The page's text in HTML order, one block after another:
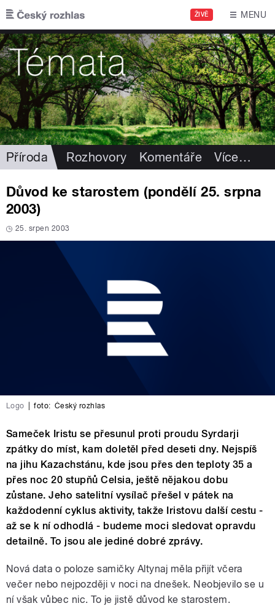
Přejít k hlavnímu obsahu
ŽIVĚ MENU
Příroda Rozhovory Komentáře Více…
Důvod ke starostem (pondělí 25. srpna
2003)
25. srpen 2003
Logo foto: Český rozhlas
Sameček Iristu se přesunul proti proudu Syrdarji
zpátky do míst, kam doletěl před deseti dny. Nejspíš
na jihu Kazachstánu, kde jsou přes den teploty 35 a
přes noc 20 stupňů Celsia, ještě nějakou dobu
zůstane. Jeho satelitní vysílač přešel v pátek na
každodenní cyklus aktivity, takže Iristovu další cestu -
až se k ní odhodlá - budeme moci sledovat opravdu
detailně. To jsou ale jediné dobré zprávy.
Nová data o poloze samičky Altynaj měla přijít včera
večer nebo nejpozději v noci na dnešek. Neobjevilo se u
ní však vůbec nic. To je jistě důvod ke starostem.